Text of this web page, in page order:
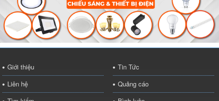
Giới thiệu
Tin Tức
Liên hệ
Quảng cáo